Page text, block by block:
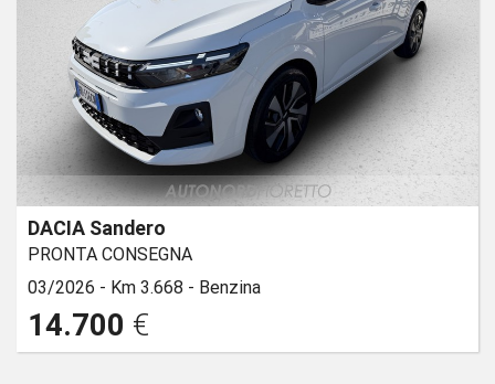
DACIA Sandero
PRONTA CONSEGNA
03/2026 - Km 3.668 - Benzina
14.700 €